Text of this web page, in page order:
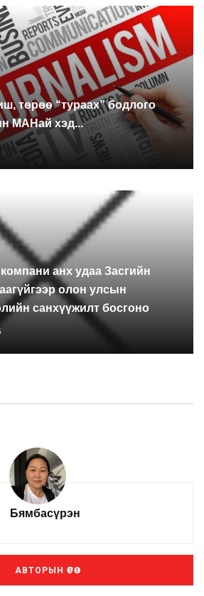
төрөө “тураах” бодлого
МАНай хэд...
анх удаа Засгийн
олон улсын
санхүүжилт босгоно
Бямбасүрэн
АВТОРЫН ӨРӨӨ